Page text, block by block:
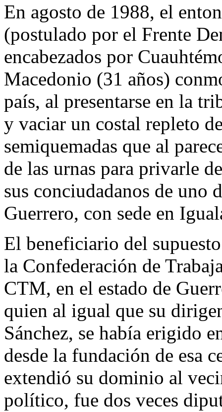
En agosto de 1988, el
(postulado por el Frente
encabezados por
Macedonio (31 años)
país, al presentarse en la
y vaciar un costal repleto
semiquemadas que al
de las urnas para privarle
sus conciudadanos de uno
Guerrero, con sede en
El beneficiario del
la Confederación de
CTM, en el estado de
quien al igual que su
Sánchez, se había erigido
desde la fundación de esa
extendió su dominio al
político, fue dos veces